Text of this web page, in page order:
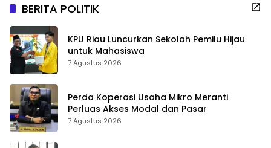
BERITA POLITIK
KPU Riau Luncurkan Sekolah Pemilu Hijau
untuk Mahasiswa
7 Agustus 2026
Perda Koperasi Usaha Mikro Meranti
Perluas Akses Modal dan Pasar
7 Agustus 2026